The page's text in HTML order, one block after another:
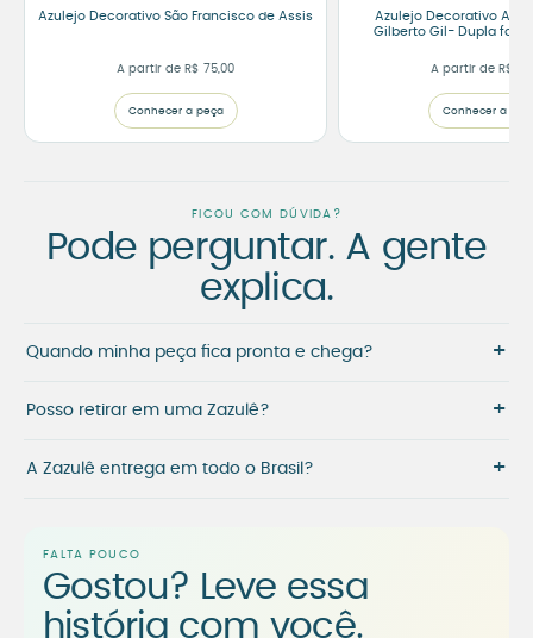
Azulejo Decorativo São Francisco de Assis
A partir de R$ 75,00
Conhecer a peça
Azulejo Decorativo
Gilberto Gil- Dupla face
A partir de R$
Conhecer a
FICOU COM DÚVIDA?
Pode perguntar. A gente
explica.
Quando minha peça fica pronta e chega? +
Posso retirar em uma Zazulê? +
A Zazulê entrega em todo o Brasil? +
FALTA POUCO
Gostou? Leve essa
história com você.